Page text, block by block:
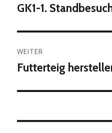
Vorheriger
GK1-1.
WEITER
Nächster
Futterteig